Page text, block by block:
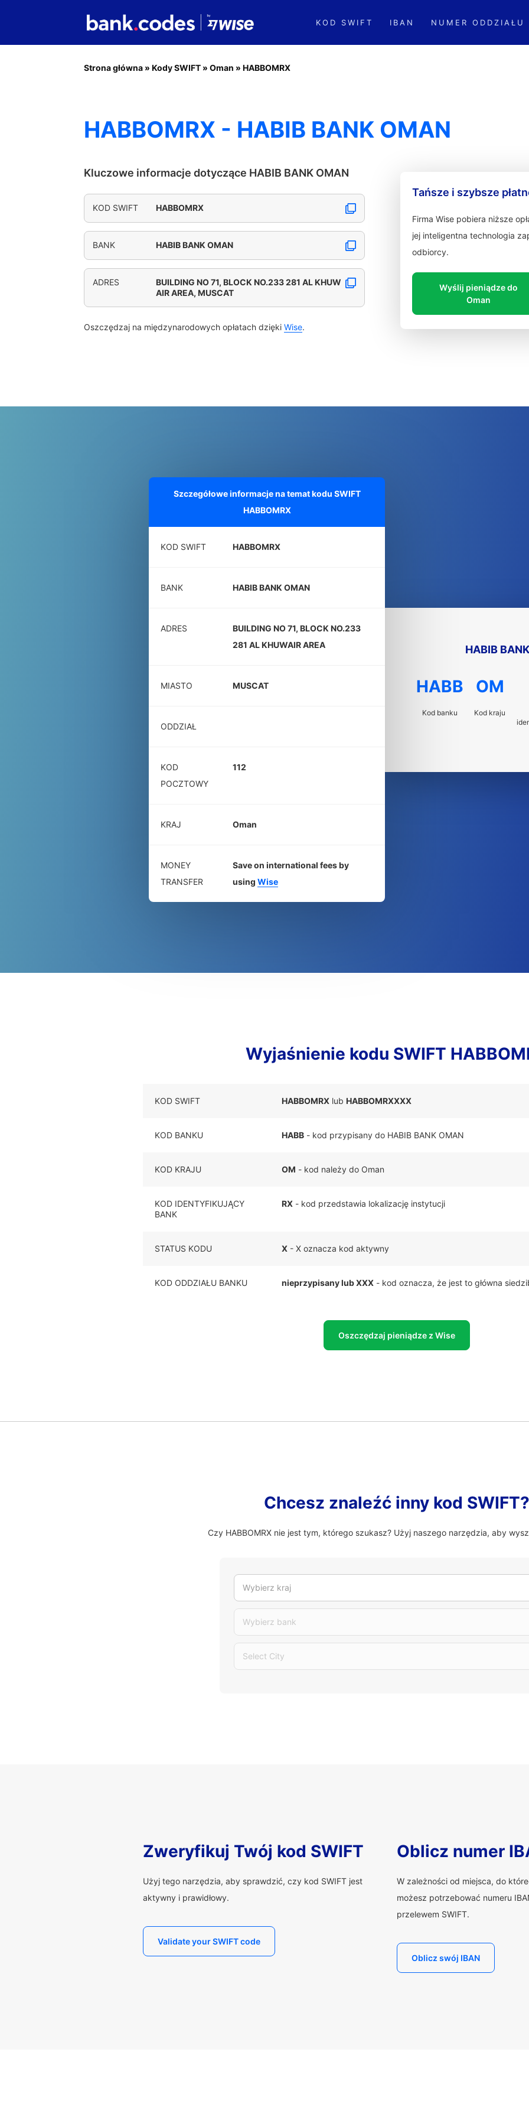
KOD SWIFT IBAN NUMER ODDZIAŁU
Strona główna » Kody SWIFT » Oman » HABBOMRX
HABBOMRX - HABIB BANK OMAN
Kluczowe informacje dotyczące HABIB BANK OMAN
KOD SWIFT HABBOMRX
BANK HABIB BANK OMAN
ADRES
BUILDING NO 71, BLOCK NO.233 281 AL KHUW
AIR AREA, MUSCAT
Oszczędzaj na międzynarodowych opłatach dzięki Wise.
Tańsze i szybsze
Firma Wise pobiera niższe
jej inteligentna technologia
odbiorcy.
Wyślij pieniądze do
Oman
Szczegółowe informacje na temat kodu SWIFT
HABBOMRX
KOD SWIFT HABBOMRX
BANK HABIB BANK OMAN
ADRES
BUILDING NO 71, BLOCK NO.233
281 AL KHUWAIR AREA
MIASTO MUSCAT
ODDZIAŁ
KOD
POCZTOWY
112
KRAJ Oman
MONEY
TRANSFER
Save on international fees by
using Wise
HABIB
HABB
Kod banku
OM
Kod kraju
Wyjaśnienie kodu SWIFT
KOD SWIFT HABBOMRX lub HABBOMRXXXX
KOD BANKU HABB - kod przypisany do HABIB BANK OMAN
KOD KRAJU OM - kod należy do Oman
KOD IDENTYFIKUJĄCY
BANK
RX - kod przedstawia lokalizację instytucji
STATUS KODU X - X oznacza kod aktywny
KOD ODDZIAŁU BANKU nieprzypisany lub XXX - kod oznacza, że jest to główna
Oszczędzaj pieniądze z Wise
Chcesz znaleźć inny kod SWIFT?
Czy HABBOMRX nie jest tym, którego szukasz? Użyj naszego narzędzia, aby
Wybierz kraj
Wybierz bank
Select City
Zweryfikuj Twój kod SWIFT
Użyj tego narzędzia, aby sprawdzić, czy kod SWIFT jest
aktywny i prawidłowy.
Validate your SWIFT code
Oblicz numer
W zależności od miejsca, do
możesz potrzebować numeru
przelewem SWIFT.
Oblicz swój IBAN